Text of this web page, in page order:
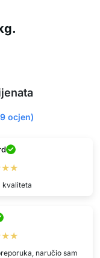
ocjen)
kvaliteta
naručio sam